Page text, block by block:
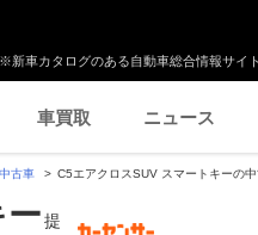
※新車カタログのある自動車総合情報サイ
車買取 ニュース
古車 C5エアクロスSUV スマートキーの
提